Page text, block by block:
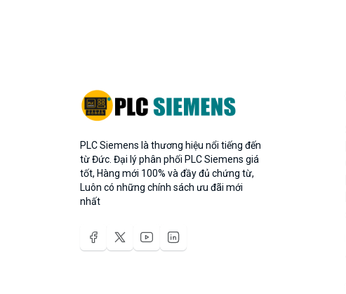
PLC Siemens là thương hiệu nổi tiếng đến
từ Đức. Đại lý phân phối PLC Siemens giá
tốt, Hàng mới 100% và đầy đủ chứng từ,
Luôn có những chính sách ưu đãi mới
nhất